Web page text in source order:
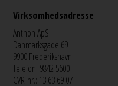
Virksomhedsadresse
Anthon ApS
Danmarksgade 69
9900 Frederikshavn
Telefon: 9842 5600
CVR-nr.: 13 63 69 07